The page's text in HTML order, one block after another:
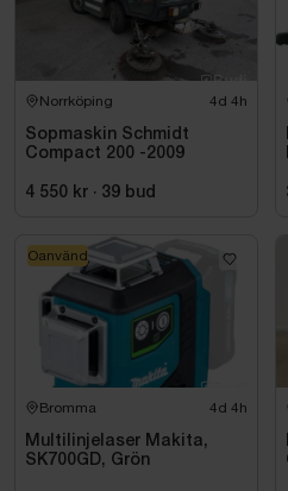
Norrköping 4d 4h
Sopmaskin Schmidt
Compact 200 -2009
4 550 kr · 39 bud
Bromma 4d 4h
Multilinjelaser Makita,
SK700GD, Grön
Oanvänd